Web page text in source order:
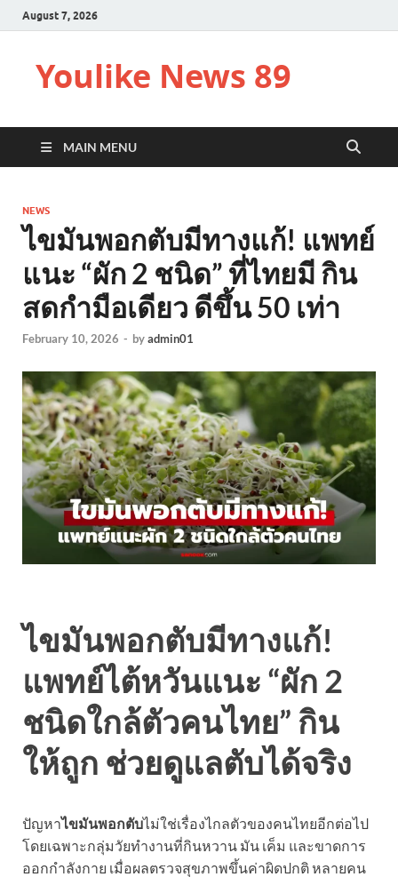
August 7, 2026
Youlike News 89
MAIN MENU
NEWS
ไขมันพอกตับมีทางแก้! แพทย์
แนะ “ผัก 2 ชนิด” ที่ไทยมี กิน
สดกำมือเดียว ดีขึ้น 50 เท่า
February 10, 2026 - byadmin01
ไขมันพอกตับมีทางแก้!
แพทย์ไต้หวันแนะ “ผัก 2
ชนิดใกล้ตัวคนไทย” กิน
ให้ถูก ช่วยดูแลตับได้จริง
ปัญหาไขมันพอกตับไม่ใช่เรื่องไกลตัวของคนไทยอีกต่อไป
โดยเฉพาะกลุ่มวัยทำงานที่กินหวาน มัน เค็ม และขาดการ
ออกกำลังกาย เมื่อผลตรวจสุขภาพขึ้นค่าผิดปกติ หลายคน